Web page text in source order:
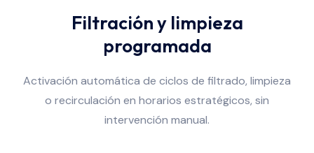
Filtración y limpieza
programada
Activación automática de ciclos de filtrado, limpieza
o recirculación en horarios estratégicos, sin
intervención manual.